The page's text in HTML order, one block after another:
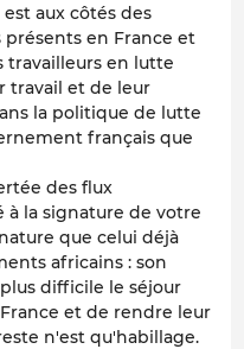
aux côtés des
en France et
travailleurs en lutte
travail et de leur
la politique de lutte
français que
des flux
à la signature de votre
que celui déjà
africains : son
difficile le séjour
et de rendre leur
n'est qu'habillage.